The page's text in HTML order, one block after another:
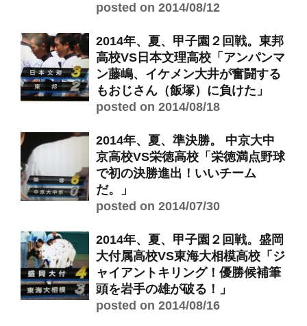
posted on 2014/08/12
2014年、夏、甲子園２回戦。東邦
高校VS日本文理高校「アンパンマ
ン藤嶋、イケメン大井が奮闘する
もおじさん（飯塚）に負けた」
posted on 2014/08/18
2014年、夏、準決勝。 中京大中
京高校VS栄徳高校「栄徳満点野球
で初の決勝進出！いいチーム
だ。」
posted on 2014/07/30
2014年、夏、甲子園２回戦。盛岡
大付属高校VS東海大相模高校「ジ
ャイアントキリング！優勝候補筆
頭を岩手の雄が破る！」
posted on 2014/08/16